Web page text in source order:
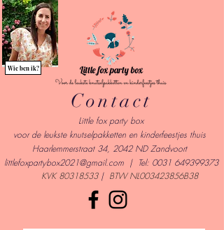
Wie ben ik?
Contact
Little fox party box
voor de leukste knutselpakketten en kinderfeestjes thuis
Haarlemmerstraat 34, 2042 ND Zandvoort
littlefoxpartybox2021@gmail.com| Tel: 0031 649399373
KVK80318533 | BTW NL003423856B38